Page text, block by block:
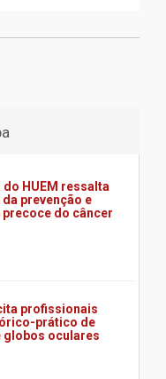
HUEM ressalta
prevenção e
do câncer
profissionais
prático de
globos oculares